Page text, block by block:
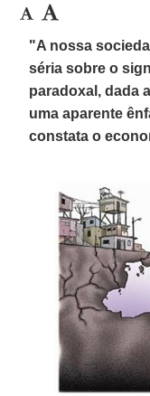
"A nossa
séria sobre o
paradoxal, dada
uma aparente
constata o